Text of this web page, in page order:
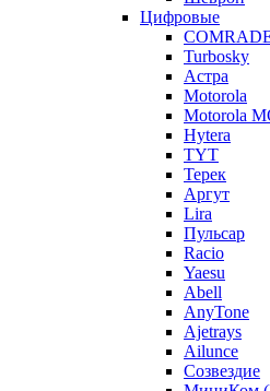
Цифровые
Turbosky
Астра
Motorola
Motorola
Hytera
TYT
Терек
Аргут
Lira
Пульсар
Racio
Yaesu
Abell
AnyTone
Ajetrays
Ailunce
Созвездие